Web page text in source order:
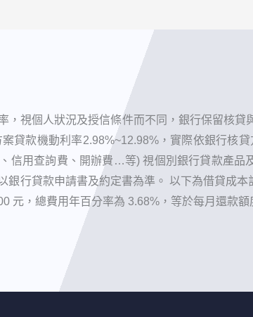
，視個人狀況及授信條件而不同，銀行保留核
貸款機動利率2.98%~12.98%，實際依銀行核
信用查詢費、開辦費…等) 視個別銀行貸款產品
銀行貸款申請書及約定書為準。 以下為借貸成
元，總費用年百分率為 3.68%，等於每月還款